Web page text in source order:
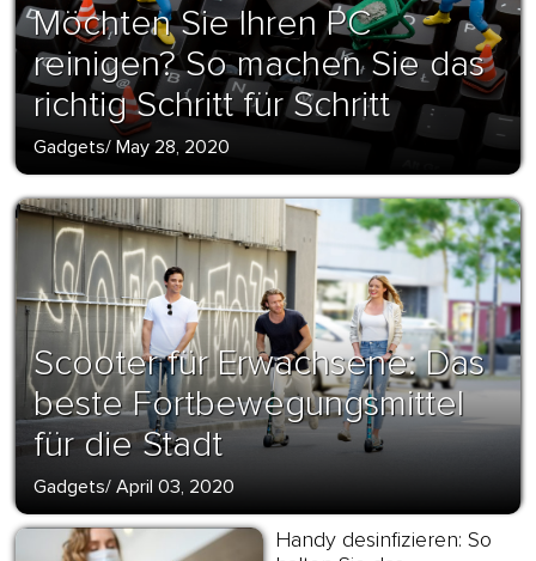
Möchten Sie Ihren PC
reinigen? So machen Sie das
richtig Schritt für Schritt
Gadgets/ May 28, 2020
Scooter für Erwachsene: Das
beste Fortbewegungsmittel
für die Stadt
Gadgets/ April 03, 2020
Handy desinfizieren: So